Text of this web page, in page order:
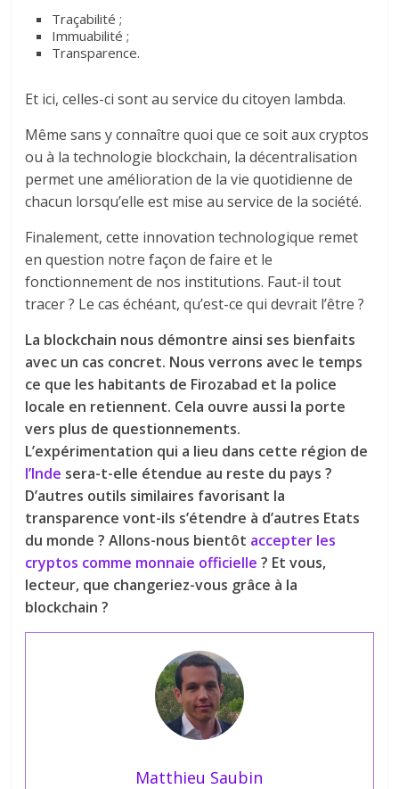
Traçabilité ;
Immuabilité ;
Transparence.
Et ici, celles-ci sont au service du citoyen lambda.
Même sans y connaître quoi que ce soit aux cryptos
ou à la technologie blockchain, la décentralisation
permet une amélioration de la vie quotidienne de
chacun lorsqu’elle est mise au service de la société.
Finalement, cette innovation technologique remet
en question notre façon de faire et le
fonctionnement de nos institutions. Faut-il tout
tracer ? Le cas échéant, qu’est-ce qui devrait l’être ?
La blockchain nous démontre ainsi ses bienfaits
avec un cas concret. Nous verrons avec le temps
ce que les habitants de Firozabad et la police
locale en retiennent. Cela ouvre aussi la porte
vers plus de questionnements.
L’expérimentation qui a lieu dans cette région de
l’Inde sera-t-elle étendue au reste du pays ?
D’autres outils similaires favorisant la
transparence vont-ils s’étendre à d’autres Etats
du monde ? Allons-nous bientôt accepter les
cryptos comme monnaie officielle ? Et vous,
lecteur, que changeriez-vous grâce à la
blockchain ?
Matthieu Saubin